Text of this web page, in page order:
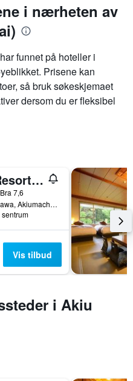
i nærheten av
funnet på hoteller i
Prisene kan
så bruk søkeskjemaet
dersom du er fleksibel
Akiu Resort Hotel Crescent
Bra 7,6
1-2 Namezawa, Akiumachi Yumoto, Taihaku-ku, Sendai, Japan
sentrum
Vis tilbud
i Akiu